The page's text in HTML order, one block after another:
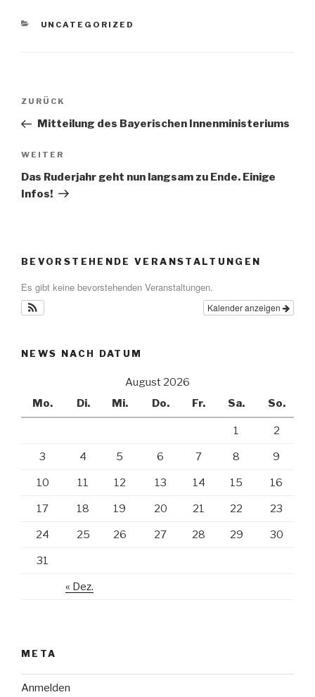
KATEGORIEN
UNCATEGORIZED
Beitragsnavigation
Vorheriger
Beitrag
ZURÜCK
Mitteilung des Bayerischen Innenministeriums
Nächster
Beitrag
WEITER
Das Ruderjahr geht nun langsam zu Ende. Einige
Infos!
BEVORSTEHENDE VERANSTALTUNGEN
Es gibt keine bevorstehenden Veranstaltungen.
Kalender anzeigen
NEWS NACH DATUM
August 2026
Mo.
Di. Mi. Do. Fr. Sa. So.
« Dez.
1 2
3 4 5 6 7 8 9
10 11 12 13 14 15 16
17 18 19 20 21 22 23
24 25 26 27 28 29 30
31
META
Anmelden